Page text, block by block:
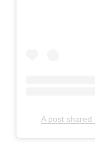
A post